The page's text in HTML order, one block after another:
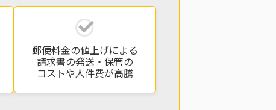
郵便料金の値上げによる
請求書の発送・保管の
コストや人件費が高騰